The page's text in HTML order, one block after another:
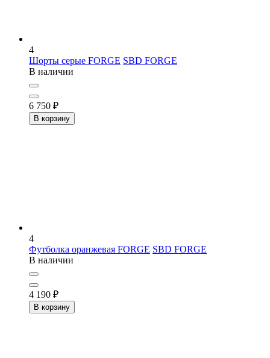
4
Шорты серые FORGE SBD FORGE
В наличии
6 750 ₽
В корзину
4
Футболка оранжевая FORGE SBD FORGE
В наличии
4 190 ₽
В корзину